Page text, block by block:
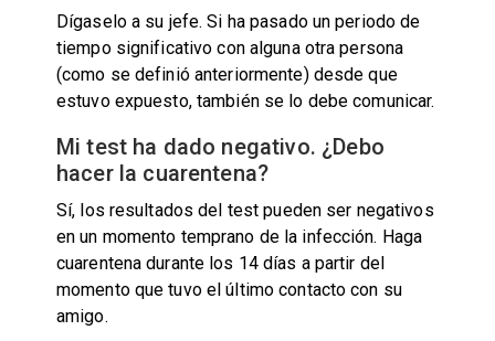
Dígaselo a su jefe. Si ha pasado un periodo de
tiempo significativo con alguna otra persona
(como se definió anteriormente) desde que
estuvo expuesto, también se lo debe comunicar.
Mi test ha dado negativo. ¿Debo
hacer la cuarentena?
Sí, los resultados del test pueden ser negativos
en un momento temprano de la infección. Haga
cuarentena durante los 14 días a partir del
momento que tuvo el último contacto con su
amigo.